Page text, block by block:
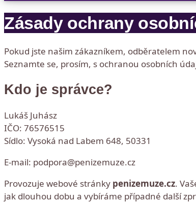
Zásady ochrany
Pokud jste našim zákazníkem, odběratelem
Seznamte se, prosím, s ochranou osobních
Kdo je správce?
Lukáš Juhász
IČO: 76576515
Sídlo: Vysoká nad Labem 648, 50331
E-mail: podpora@penizemuze.cz
Provozuje webové stránky penizemuze.cz.
jak dlouhou dobu a vybíráme případné další